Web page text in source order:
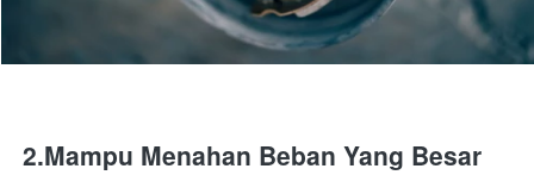
2.Mampu Menahan Beban Yang Besar